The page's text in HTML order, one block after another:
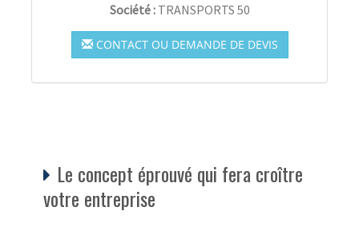
Société : TRANSPORTS 50
CONTACT OU DEMANDE DE DEVIS
Le concept éprouvé qui fera croître
votre entreprise